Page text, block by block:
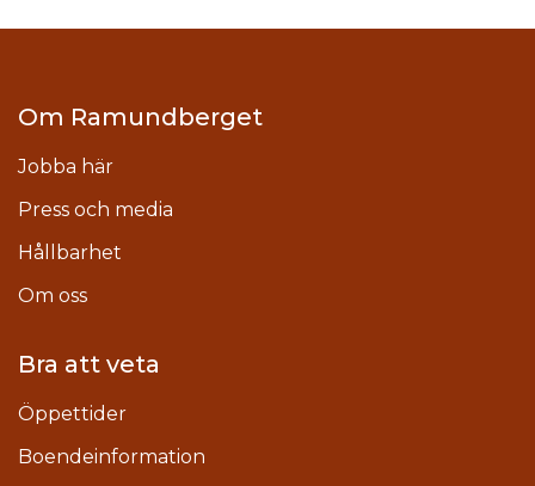
Om Ramundberget
Jobba här
Press och media
Hållbarhet
Om oss
Bra att veta
Öppettider
Boendeinformation